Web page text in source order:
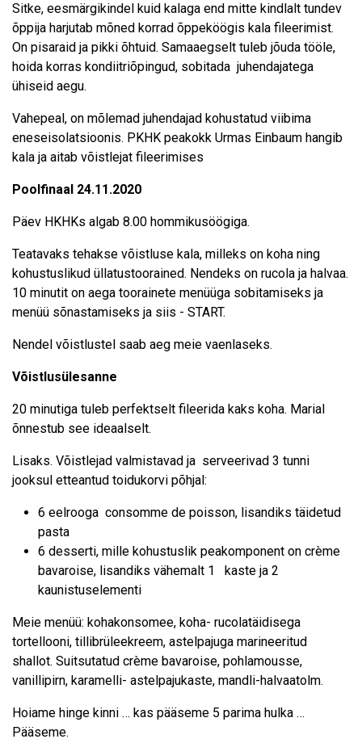
Sitke, eesmärgikindel kuid kalaga end mitte kindlalt tundev
õppija harjutab mõned korrad õppeköögis kala fileerimist.
On pisaraid ja pikki õhtuid. Samaaegselt tuleb jõuda tööle,
hoida korras kondiitriõpingud, sobitada juhendajatega
ühiseid aegu.
Vahepeal, on mõlemad juhendajad kohustatud viibima
eneseisolatsioonis. PKHK peakokk Urmas Einbaum hangib
kala ja aitab võistlejat fileerimises
Poolfinaal 24.11.2020
Päev HKHKs algab 8.00 hommikusöögiga.
Teatavaks tehakse võistluse kala, milleks on koha ning
kohustuslikud üllatustoorained. Nendeks on rucola ja halvaa.
10 minutit on aega toorainete menüüga sobitamiseks ja
menüü sõnastamiseks ja siis - START.
Nendel võistlustel saab aeg meie vaenlaseks.
Võistlusülesanne
20 minutiga tuleb perfektselt fileerida kaks koha. Marial
õnnestub see ideaalselt.
Lisaks. Võistlejad valmistavad ja serveerivad 3 tunni
jooksul etteantud toidukorvi põhjal:
6 eelrooga consomme de poisson, lisandiks täidetud
pasta
6 desserti, mille kohustuslik peakomponent on crème
bavaroise, lisandiks vähemalt 1 kaste ja 2
kaunistuselementi
Meie menüü: kohakonsomee, koha- rucolatäidisega
tortellooni, tillibrüleekreem, astelpajuga marineeritud
shallot. Suitsutatud crème bavaroise, pohlamousse,
vanillipirn, karamelli- astelpajukaste, mandli-halvaatolm.
Hoiame hinge kinni … kas pääseme 5 parima hulka …
Pääseme.